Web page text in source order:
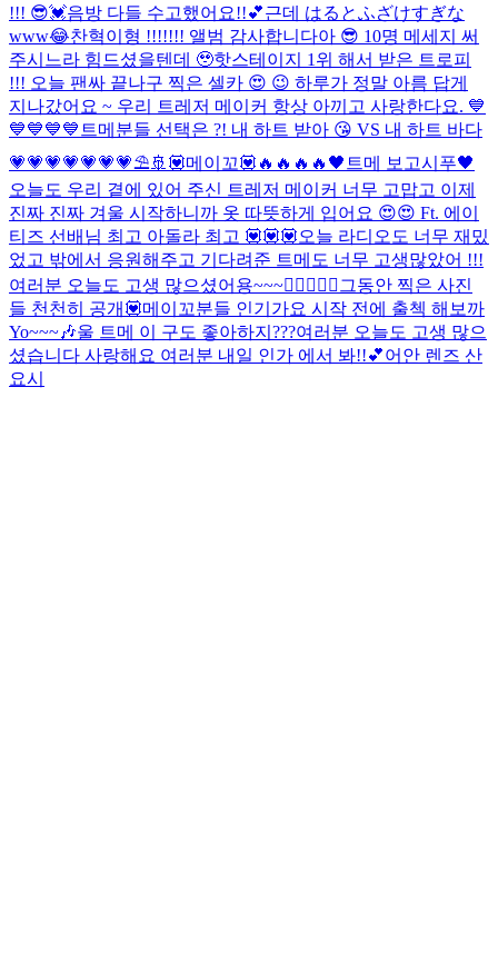
!!! 😎💓음방 다들 수고했어요!!💕근데 はるとふざけすぎな
www😂찬혁이형 !!!!!!! 앨범 감사합니다아 😎 10명 메세지 써
주시느라 힘드셨을텐데 🥹핫스테이지 1위 해서 받은 트로피
!!! 오늘 팬싸 끝나구 찍은 셀카 😍 😉 하루가 정말 아름 답게
지나갔어요 ~ 우리 트레저 메이커 항상 아끼고 사랑한다요. 💙
💙💙💙💙 트메분들 선택은 ?! 내 하트 받아 😘 VS 내 하트 바다
💗💗💗💗💗💗💗⛱️🚢 💟메이꼬💟 🔥🔥🔥🔥 🖤트메 보고시푸🖤
오늘도 우리 곁에 있어 주신 트레저 메이커 너무 고맙고 이제
진짜 진짜 겨울 시작하니까 옷 따뜻하게 입어요 😍😍 Ft. 에이
티즈 선배님 최고 아돌라 최고 💟💟💟오늘 라디오도 너무 재밌
었고 밖에서 응원해주고 기다려준 트메도 너무 고생많았어 !!!
여러분 오늘도 고생 많으셨어용~~~👍🏼👍🏼🥳 그동안 찍은 사진
들 천천히 공개💟메이꼬분들 인기가요 시작 전에 출첵 해보까
Yo~~~🎶울 트메 이 구도 좋아하지???여러분 오늘도 고생 많으
셨습니다 사랑해요 여러분 내일 인가 에서 봐!!💕어안 렌즈 산
요시